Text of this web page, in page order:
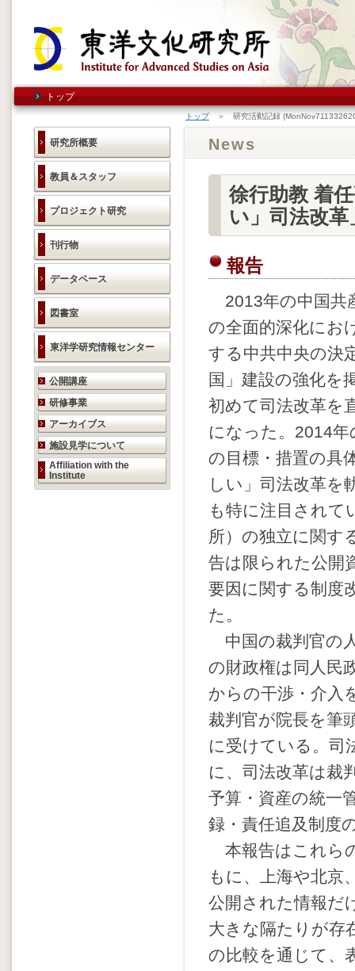
トップ
研究所概要
教員＆スタッフ
プロジェクト研究
刊行物
データベース
図書室
東洋学研究情報センター
研究活動のご案内
公開講座
研修事業
アーカイブス
施設見学について
Affiliation with the
Institute
トップ＞ 研究活動記録
News
徐行助教 着
い」司法改
報告
2013年の中国共
の全面的深化にお
する中共中央の決
国」建設の強化を
初めて司法改革を
になった。2014
の目標・措置の具
しい」司法改革を
も特に注目されて
所）の独立に関す
告は限られた公開
要因に関する制度
た。
中国の裁判官の
の財政権は同人民
からの干渉・介入
裁判官が院長を筆
に受けている。司
に、司法改革は裁
予算・資産の統一
録・責任追及制度
本報告はこれら
もに、上海や北京
公開された情報だ
大きな隔たりが存
の比較を通じて、